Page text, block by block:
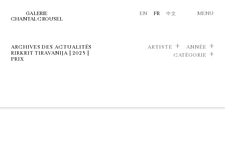
GALERIE
CHANTAL CROUSEL
EN FR 中文 MENU
ARCHIVES DES ACTUALITÉS
RIRKRIT TIRAVANIJA | 2025 |
PRIX
ARTISTE
ANNÉE
CATÉGORIE